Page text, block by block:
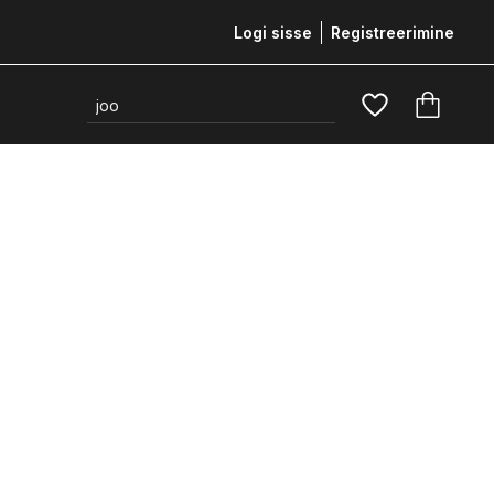
Logi sisse Registreerimine